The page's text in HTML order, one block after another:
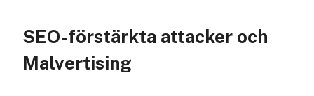
SEO-förstärkta attacker och
Malvertising